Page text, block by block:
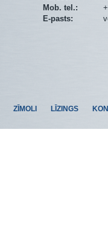
Mob. tel.:
E-pasts:
ZĪMOLI LĪZINGS